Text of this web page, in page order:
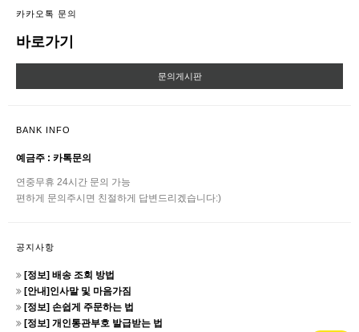
카카오톡 문의
바로가기
문의게시판
BANK INFO
예금주 : 카톡문의
연중무휴 24시간 문의 가능
편하게 문의주시면 친절하게 답변드리겠습니다:)
공지사항
[정보] 배송 조회 방법
[안내]인사말 및 마음가짐
[정보] 손쉽게 주문하는 법
[정보] 개인통관부호 발급받는 법